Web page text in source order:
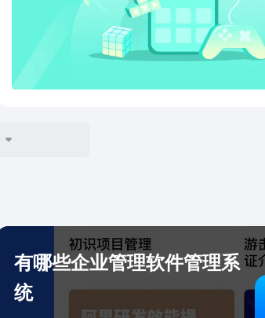
以设置任务变动审批要
变动，需要上级审批
要求：填写任务进展
提醒需要做工作反馈 9
量 10、任务打赏、评
理的时间成本； 2、考
项上记录执行进展，对
完整的执行情况，确保
作更清晰：邀请相关协
价，让考核人对员工的
4009700700 如果您觉
好评~欢迎撰写评论鼓
或建议，欢迎在评论
服邮箱。 您的每一条
有哪些企业管理软件管理系
统